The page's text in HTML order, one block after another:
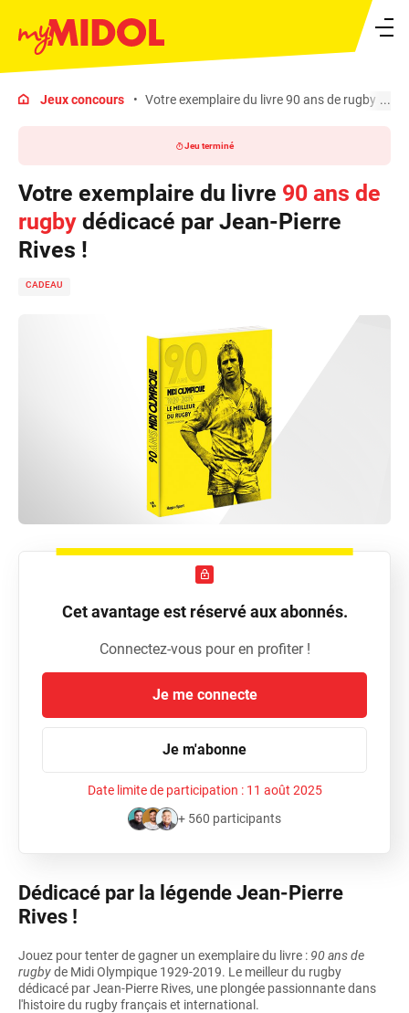
Ouvrir le menu
Jeux concours Votre exemplaire du livre 90 ans de rugby
Jeu terminé
Votre exemplaire du livre 90 ans de
rugby dédicacé par Jean-Pierre
Rives !
CADEAU
Cet avantage est réservé aux abonnés.
Connectez-vous pour en profiter !
Je me connecte
Je m'abonne
Date limite de participation : 11 août 2025
+ 560 participants
Dédicacé par la légende Jean-Pierre
Rives !
Jouez pour tenter de gagner un exemplaire du livre : 90 ans de
rugbyde Midi Olympique 1929-2019. Le meilleur du rugby
dédicacé par Jean-Pierre Rives, une plongée passionnante dans
l'histoire du rugby français et international.